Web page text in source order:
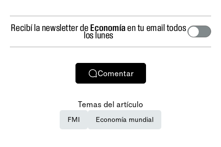
Recibí la newsletter deEconomíaen tu email todos
los lunes
Comentar
Temas del artículo
FMI Economía mundial